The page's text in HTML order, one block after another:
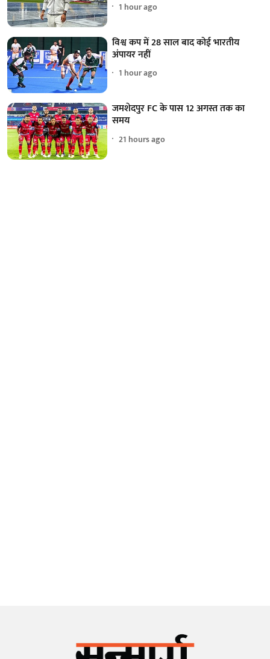
1 hour ago
विश्व कप में 28 साल बाद कोई भारतीय
अंपायर नहीं
1 hour ago
जमशेदपुर FC के पास 12 अगस्त तक का
समय
21 hours ago